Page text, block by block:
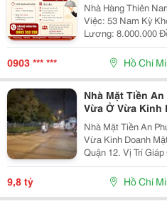
Nhà Hàng Thiên Nam
Việc: 53 Nam Kỳ Khởi Nghĩa, P. Bến Thành, Tp.hcm
Lương: 8.000.000 Đồng/Tháng
&Bull; Full-Time:
Hoặc Part-Time: 4
0903 *** *** Hồ Chí
Nhà Mặt Tiền
Vừa Ở Vừa Kinh
Nhà Mặt Tiền An
Vừa Kinh Doanh
Quận 12. Vị Trí
Thuận Tiện Kinh
Dài 14M. - Kết
9,8 tỷ Hồ Chí